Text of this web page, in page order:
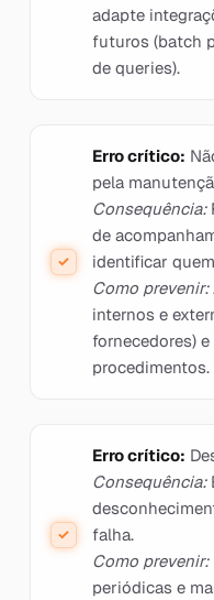
adapte
futuros (batch
de queries).
Erro crítico:
pela
Consequência:
de
identificar
Como prevenir:
internos e
fornecedores)
procedimentos.
Erro crítico:
Consequência:
falha.
Como prevenir:
periódicas e